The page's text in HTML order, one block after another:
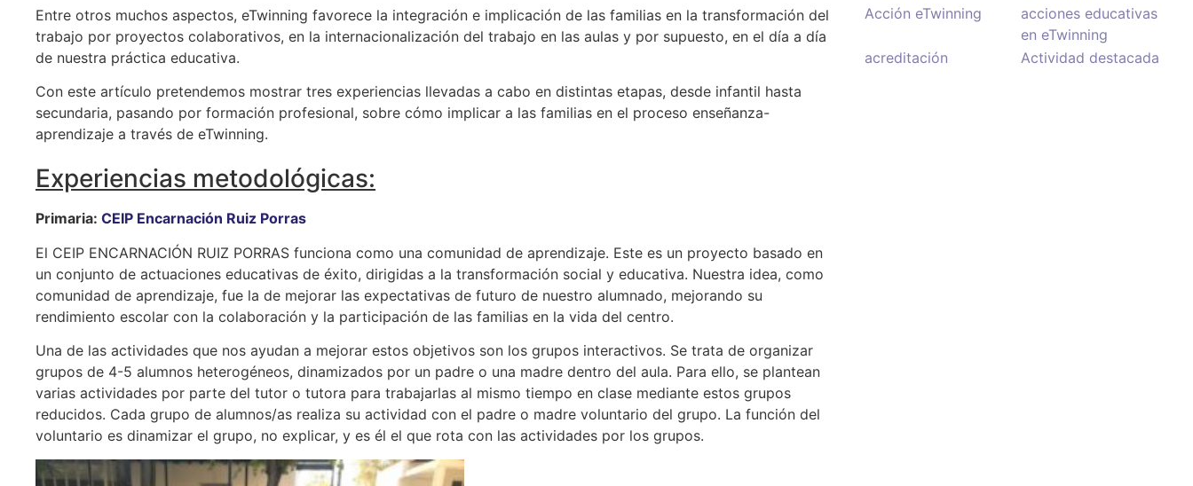
Entre otros muchos aspectos, eTwinning favorece la integración e implicación de las familias en la transformación del
trabajo por proyectos colaborativos, en la internacionalización del trabajo en las aulas y por supuesto, en el día a día
de nuestra práctica educativa.
Con este artículo pretendemos mostrar tres experiencias llevadas a cabo en distintas etapas, desde infantil hasta
secundaria, pasando por formación profesional, sobre cómo implicar a las familias en el proceso enseñanza-
aprendizaje a través de eTwinning.
Experiencias metodológicas:
Primaria: CEIP Encarnación Ruiz Porras
El CEIP ENCARNACIÓN RUIZ PORRAS funciona como una comunidad de aprendizaje. Este es un proyecto basado en
un conjunto de actuaciones educativas de éxito, dirigidas a la transformación social y educativa. Nuestra idea, como
comunidad de aprendizaje, fue la de mejorar las expectativas de futuro de nuestro alumnado, mejorando su
rendimiento escolar con la colaboración y la participación de las familias en la vida del centro.
Una de las actividades que nos ayudan a mejorar estos objetivos son los grupos interactivos. Se trata de organizar
grupos de 4-5 alumnos heterogéneos, dinamizados por un padre o una madre dentro del aula. Para ello, se plantean
varias actividades por parte del tutor o tutora para trabajarlas al mismo tiempo en clase mediante estos grupos
reducidos. Cada grupo de alumnos/as realiza su actividad con el padre o madre voluntario del grupo. La función del
voluntario es dinamizar el grupo, no explicar, y es él el que rota con las actividades por los grupos.
Acción eTwinning
acciones educativas
en eTwinning
acreditación
Actividad destacada